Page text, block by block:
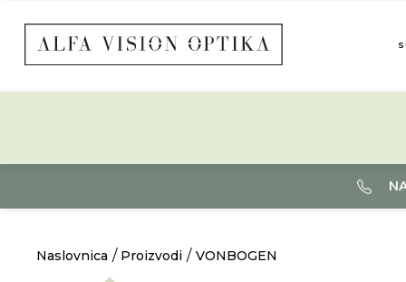
Naslovnica Proizvodi VONBOGEN